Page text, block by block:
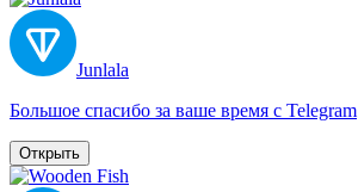
Junlala
Большое спасибо за ваше время с Telegram
Открыть